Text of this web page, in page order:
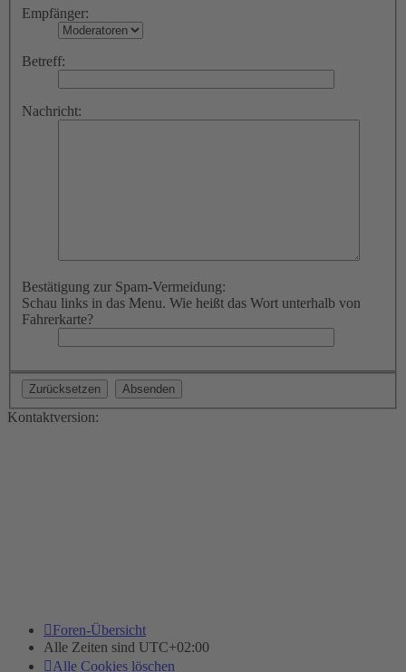
Empfänger:
Betreff:
Nachricht:
Bestätigung zur Spam-Vermeidung:
Schau links in das Menu. Wie heißt das Wort unterhalb von
Fahrerkarte?
Kontaktversion:
Foren-Übersicht
Alle Zeiten sind UTC+02:00
Alle Cookies löschen